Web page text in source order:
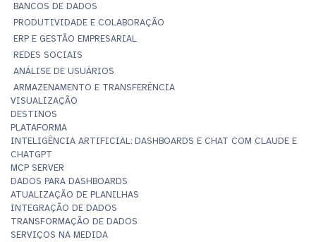
BANCOS DE DADOS
PRODUTIVIDADE E COLABORAÇÃO
ERP E GESTÃO EMPRESARIAL
REDES SOCIAIS
ANÁLISE DE USUÁRIOS
ARMAZENAMENTO E TRANSFERÊNCIA
VISUALIZAÇÃO
DESTINOS
PLATAFORMA
INTELIGÊNCIA ARTIFICIAL: DASHBOARDS E CHAT COM CLAUDE E
CHATGPT
MCP SERVER
DADOS PARA DASHBOARDS
ATUALIZAÇÃO DE PLANILHAS
INTEGRAÇÃO DE DADOS
TRANSFORMAÇÃO DE DADOS
SERVIÇOS NA MEDIDA